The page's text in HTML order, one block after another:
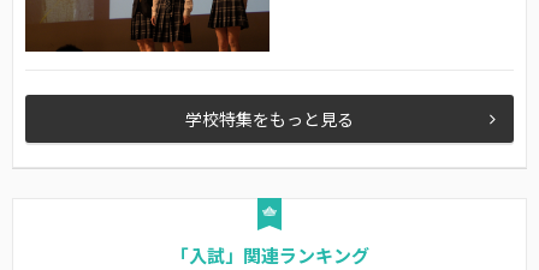
学校特集をもっと見る
「入試」関連ランキング